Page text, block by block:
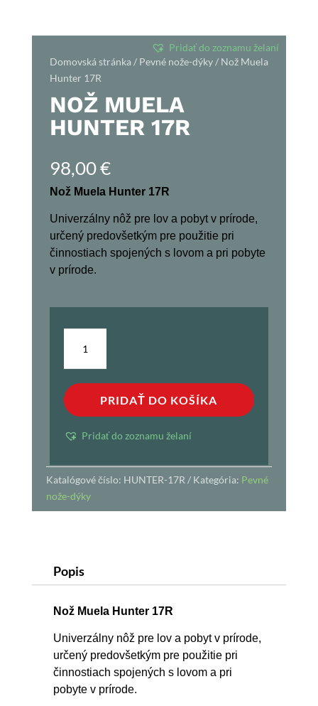
Pridať do zoznamu želaní
Domovská stránka/ Pevné nože-dýky/ Nož Muela
Hunter 17R
NOŽ MUELA
HUNTER 17R
98,00€
Nož Muela Hunter 17R
Univerzálny nôž pre lov a pobyt v prírode,
určený predovšetkým pre použitie pri
činnostiach spojených s lovom a pri pobyte
v prírode.
Muela
Hunter
17R
PRIDAŤ DO KOŠÍKA
Pridať do zoznamu želaní
Katalógové číslo: HUNTER-17R Kategória: Pevné
nože-dýky
Popis
Nož Muela Hunter 17R
Univerzálny nôž pre lov a pobyt v prírode,
určený predovšetkým pre použitie pri
činnostiach spojených s lovom a pri
pobyte v prírode.